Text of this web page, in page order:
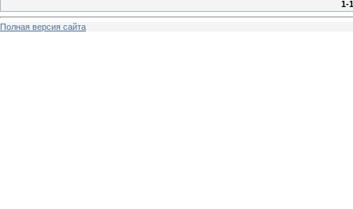
1-
Полная версия сайта